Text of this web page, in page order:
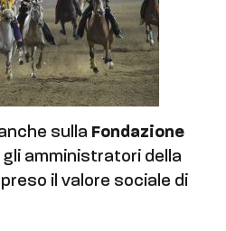
sulla Fondazione
gli amministratori della
il valore sociale di